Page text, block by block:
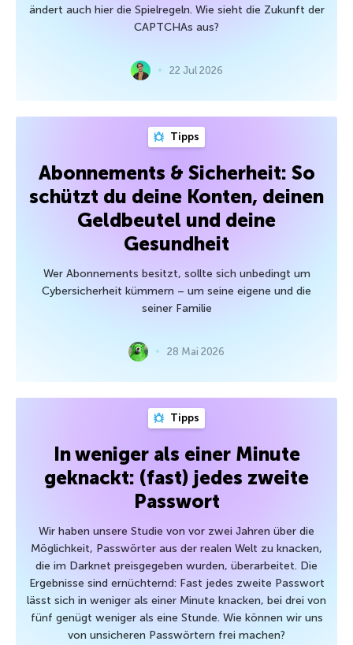
ändert auch hier die Spielregeln. Wie sieht die Zukunft der
CAPTCHAs aus?
22 Jul 2026
Tipps
Abonnements & Sicherheit: So
schützt du deine Konten, deinen
Geldbeutel und deine
Gesundheit
Wer Abonnements besitzt, sollte sich unbedingt um
Cybersicherheit kümmern – um seine eigene und die
seiner Familie
28 Mai 2026
Tipps
In weniger als einer Minute
geknackt: (fast) jedes zweite
Passwort
Wir haben unsere Studie von vor zwei Jahren über die
Möglichkeit, Passwörter aus der realen Welt zu knacken,
die im Darknet preisgegeben wurden, überarbeitet. Die
Ergebnisse sind ernüchternd: Fast jedes zweite Passwort
lässt sich in weniger als einer Minute knacken, bei drei von
fünf genügt weniger als eine Stunde. Wie können wir uns
von unsicheren Passwörtern frei machen?